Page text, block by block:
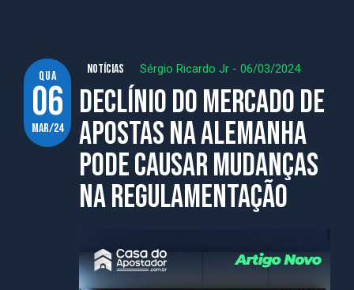
qua
06
mar/24
NOTÍCIAS Sérgio Ricardo Jr - 06/03/2024
Declínio do mercado de
apostas na Alemanha
pode causar mudanças
na regulamentação